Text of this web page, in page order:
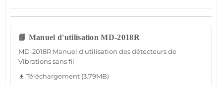
📘 Manuel d'utilisation MD-2018R
MD-2018R Manuel d'utilisation des détecteurs de
Vibrations sans fil
file_download Téléchargement (3.79MB)